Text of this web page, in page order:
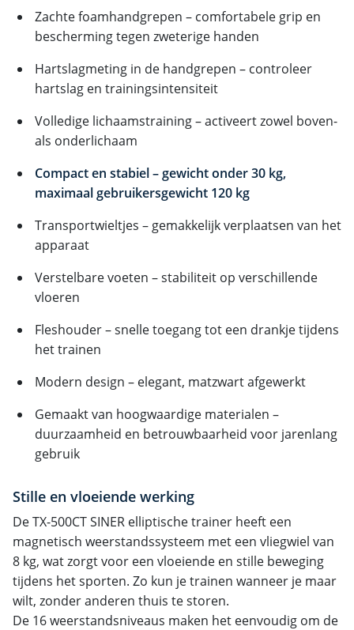
Zachte foamhandgrepen – comfortabele grip en
bescherming tegen zweterige handen
Hartslagmeting in de handgrepen – controleer
hartslag en trainingsintensiteit
Volledige lichaamstraining – activeert zowel boven-
als onderlichaam
Compact en stabiel – gewicht onder 30 kg,
maximaal gebruikersgewicht 120 kg
Transportwieltjes – gemakkelijk verplaatsen van het
apparaat
Verstelbare voeten – stabiliteit op verschillende
vloeren
Fleshouder – snelle toegang tot een drankje tijdens
het trainen
Modern design – elegant, matzwart afgewerkt
Gemaakt van hoogwaardige materialen –
duurzaamheid en betrouwbaarheid voor jarenlang
gebruik
Stille en vloeiende werking
De TX-500CT SINER elliptische trainer heeft een
magnetisch weerstandssysteem met een vliegwiel van
8 kg, wat zorgt voor een vloeiende en stille beweging
tijdens het sporten. Zo kun je trainen wanneer je maar
wilt, zonder anderen thuis te storen.
De 16 weerstandsniveaus maken het eenvoudig om de